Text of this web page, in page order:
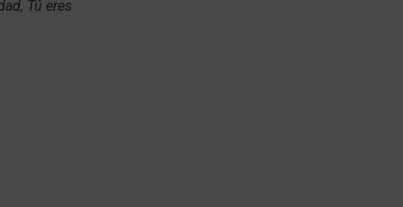
Tú eres